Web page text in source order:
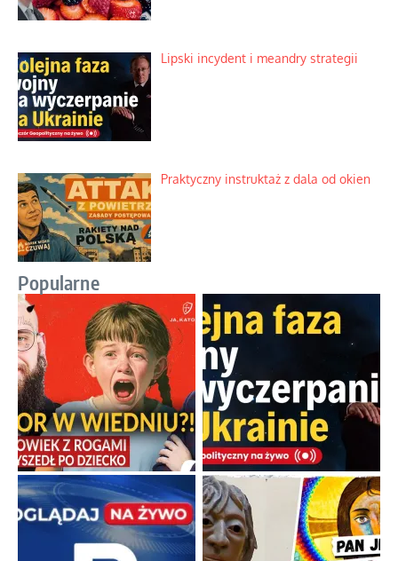
Lipski incydent i meandry strategii
Praktyczny instruktaż z dala od okien
Popularne